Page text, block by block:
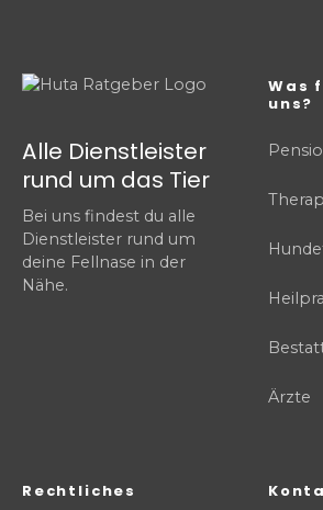
Alle Dienstleister
rund um das Tier
Bei uns findest du alle
Dienstleister rund um
deine Fellnase in der
Nähe.
Was
uns?
Ärzte
Rechtliches